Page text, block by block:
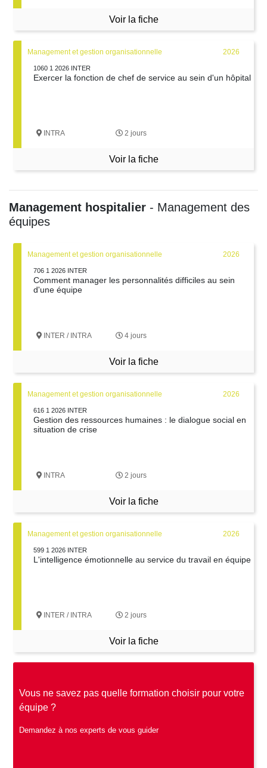
Voir la fiche
Management et gestion organisationnelle 2026
1060 1 2026 INTER
Exercer la fonction de chef de service au sein d'un hôpital
INTRA 2 jours
Voir la fiche
Management hospitalier - Management des
équipes
Management et gestion organisationnelle 2026
706 1 2026 INTER
Comment manager les personnalités difficiles au sein
d'une équipe
INTER / INTRA 4 jours
Voir la fiche
Management et gestion organisationnelle 2026
616 1 2026 INTER
Gestion des ressources humaines : le dialogue social en
situation de crise
INTRA 2 jours
Voir la fiche
Management et gestion organisationnelle 2026
599 1 2026 INTER
L'intelligence émotionnelle au service du travail en équipe
INTER / INTRA 2 jours
Voir la fiche
Vous ne savez pas quelle formation choisir pour votre
équipe ?
Demandez à nos experts de vous guider